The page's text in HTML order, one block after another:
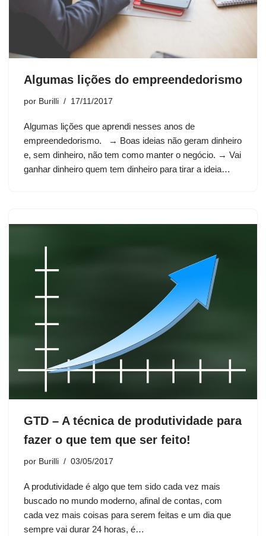
Algumas lições do empreendedorismo
por Burilli 17/11/2017
Algumas lições que aprendi nesses anos de
empreendedorismo. → Boas ideias não geram dinheiro
e, sem dinheiro, não tem como manter o negócio. → Vai
ganhar dinheiro quem tem dinheiro para tirar a ideia…
GTD – A técnica de produtividade para
fazer o que tem que ser feito!
por Burilli 03/05/2017
A produtividade é algo que tem sido cada vez mais
buscado no mundo moderno, afinal de contas, com
cada vez mais coisas para serem feitas e um dia que
sempre vai durar 24 horas, é…